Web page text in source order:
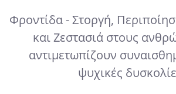
Φροντίδα - Στοργή,
και Ζεστασιά στους
αντιμετωπίζουν
ψυχικές